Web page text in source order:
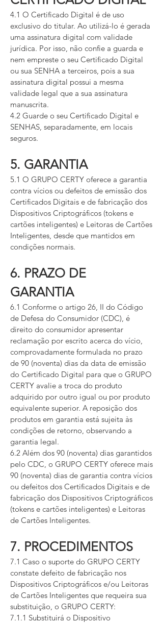
4.1 O Certificado Digital é de uso
exclusivo do titular. Ao utilizá-lo é gerada
uma assinatura digital com validade
jurídica. Por isso, não confie a guarda e
nem empreste o seu Certificado Digital
ou sua SENHA a terceiros, pois a sua
assinatura digital possui a mesma
validade legal que a sua assinatura
manuscrita.
4.2 Guarde o seu Certificado Digital e
SENHAS, separadamente, em locais
seguros.
5. GARANTIA
5.1 O GRUPO CERTY oferece a garantia
contra vícios ou defeitos de emissão dos
Certificados Digitais e de fabricação dos
Dispositivos Criptográficos (tokens e
cartões inteligentes) e Leitoras de Cartões
Inteligentes, desde que mantidos em
condições normais.
6. PRAZO DE
GARANTIA
6.1 Conforme o artigo 26, II do Código
de Defesa do Consumidor (CDC), é
direito do consumidor apresentar
reclamação por escrito acerca do vício,
comprovadamente formulada no prazo
de 90 (noventa) dias da data de emissão
do Certificado Digital para que o GRUPO
CERTY avalie a troca do produto
adquirido por outro igual ou por produto
equivalente superior. A reposição dos
produtos em garantia está sujeita às
condições de retorno, observando a
garantia legal.
6.2 Além dos 90 (noventa) dias garantidos
pelo CDC, o GRUPO CERTY oferece mais
90 (noventa) dias de garantia contra vícios
ou defeitos dos Certificados Digitais e de
fabricação dos Dispositivos Criptográficos
(tokens e cartões inteligentes) e Leitoras
de Cartões Inteligentes.
7. PROCEDIMENTOS
7.1 Caso o suporte do GRUPO CERTY
constate defeito de fabricação nos
Dispositivos Criptográficos e/ou Leitoras
de Cartões Inteligentes que requeira sua
substituição, o GRUPO CERTY:
7.1.1 Substituirá o Dispositivo